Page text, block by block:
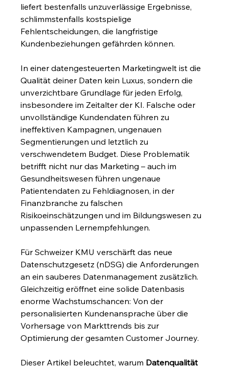
liefert bestenfalls unzuverlässige Ergebnisse,
schlimmstenfalls kostspielige
Fehlentscheidungen, die langfristige
Kundenbeziehungen gefährden können.
In einer datengesteuerten Marketingwelt ist die
Qualität deiner Daten kein Luxus, sondern die
unverzichtbare Grundlage für jeden Erfolg,
insbesondere im Zeitalter der KI. Falsche oder
unvollständige Kundendaten führen zu
ineffektiven Kampagnen, ungenauen
Segmentierungen und letztlich zu
verschwendetem Budget. Diese Problematik
betrifft nicht nur das Marketing – auch im
Gesundheitswesen führen ungenaue
Patientendaten zu Fehldiagnosen, in der
Finanzbranche zu falschen
Risikoeinschätzungen und im Bildungswesen zu
unpassenden Lernempfehlungen.
Für Schweizer KMU verschärft das neue
Datenschutzgesetz (nDSG) die Anforderungen
an ein sauberes Datenmanagement zusätzlich.
Gleichzeitig eröffnet eine solide Datenbasis
enorme Wachstumschancen: Von der
personalisierten Kundenansprache über die
Vorhersage von Markttrends bis zur
Optimierung der gesamten Customer Journey.
Dieser Artikel beleuchtet, warum Datenqualität